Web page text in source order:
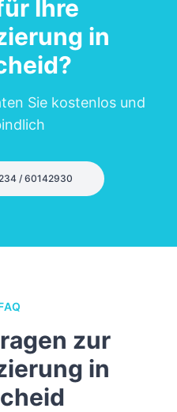
Ihre
in
?
Sie kostenlos und
/ 60142930
zur
in